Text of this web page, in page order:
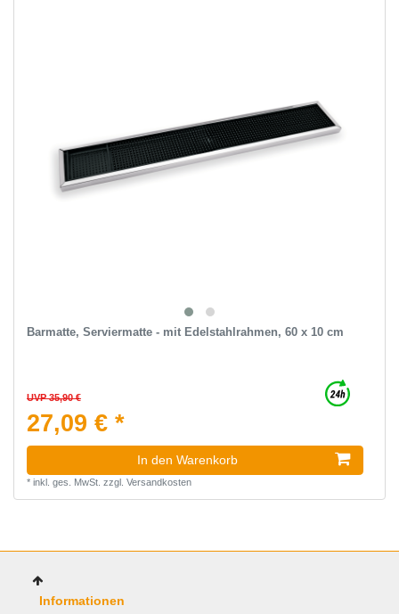
Barmatte, Serviermatte - mit Edelstahlrahmen, 60 x 10 cm
UVP 35,90 €
27,09 € *
In den Warenkorb
* inkl. ges. MwSt. zzgl. Versandkosten
Informationen